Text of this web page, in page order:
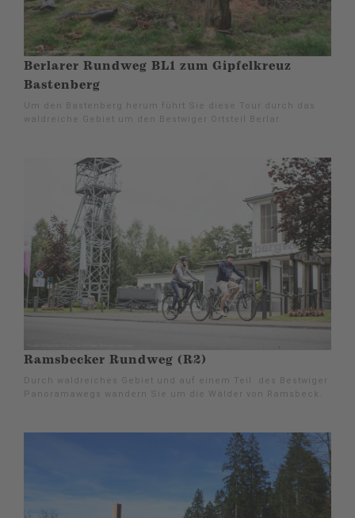
Berlarer Rundweg BL1 zum Gipfelkreuz
Bastenberg
Um den Bastenberg herum führt Sie diese Tour durch das
waldreiche Gebiet um den Bestwiger Ortsteil Berlar.
Ramsbecker Rundweg (R2)
Durch waldreiches Gebiet und auf einem Teil des Bestwiger
Panoramawegs wandern Sie um die Wälder von Ramsbeck.